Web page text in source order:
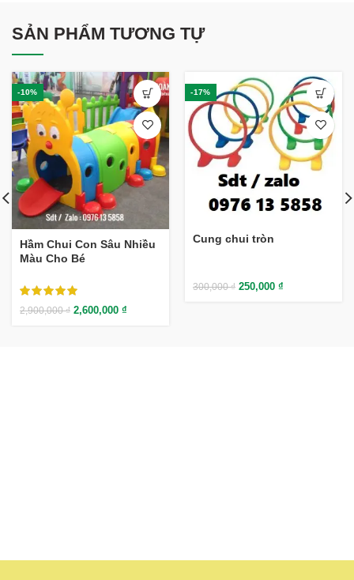
SẢN PHẨM TƯƠNG TỰ
-10%
Hầm Chui Con Sâu Nhiều
Màu Cho Bé
2,900,000₫ 2,600,000 ₫
-17%
Cung chui tròn
300,000₫ 250,000 ₫